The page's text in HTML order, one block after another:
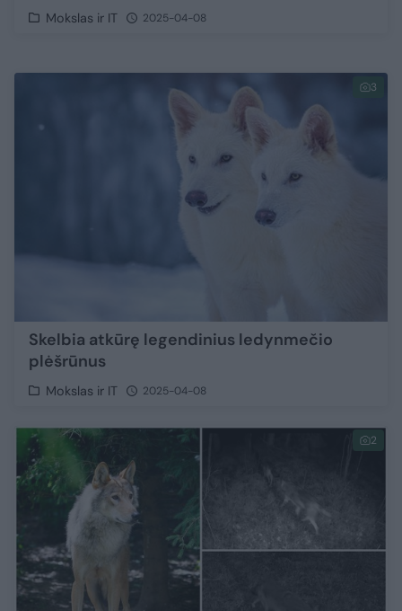
Mokslas ir IT 2025-04-08
3
Skelbia atkūrę legendinius ledynmečio
plėšrūnus
Mokslas ir IT 2025-04-08
2